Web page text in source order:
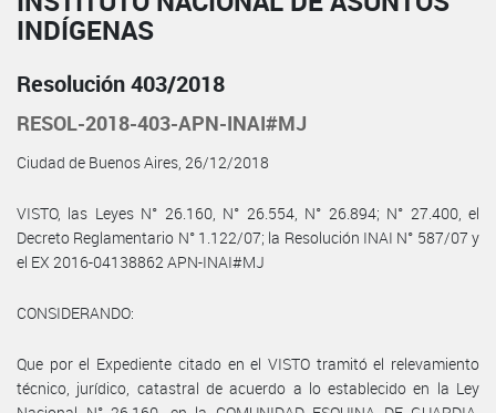
INDÍGENAS
Resolución 403/2018
RESOL-2018-403-APN-INAI#MJ
Ciudad de Buenos Aires, 26/12/2018
VISTO, las Leyes N° 26.160, N° 26.554, N° 26.894; N° 27.400, el
Decreto Reglamentario N° 1.122/07; la Resolución INAI N° 587/07 y
el EX 2016-04138862 APN-INAI#MJ
CONSIDERANDO:
Que por el Expediente citado en el VISTO tramitó el relevamiento
técnico, jurídico, catastral de acuerdo a lo establecido en la Ley